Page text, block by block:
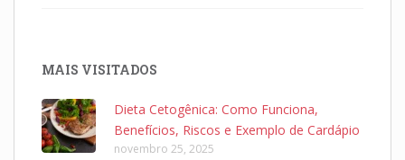
MAIS VISITADOS
Dieta Cetogênica: Como Funciona,
Benefícios, Riscos e Exemplo de Cardápio
novembro 25, 2025